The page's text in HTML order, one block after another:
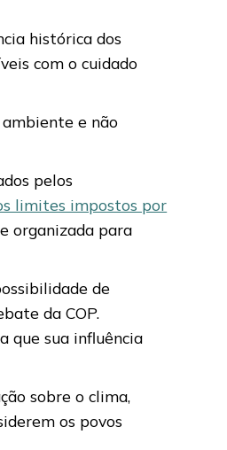
histórica dos
com o cuidado
ambiente e não
pelos
limites impostos por
organizada para
de
da COP.
que sua influência
sobre o clima,
os povos